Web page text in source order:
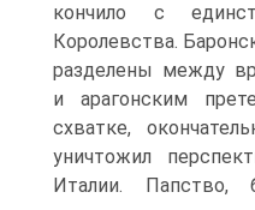
кончило с
Королевства.
разделены между
и арагонским
схватке,
уничтожил
Италии.